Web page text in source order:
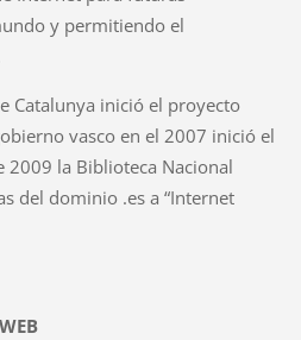
y permitiendo el
Catalunya inició el proyecto
vasco en el 2007 inició el
2009 la Biblioteca Nacional
del dominio .es a “Internet